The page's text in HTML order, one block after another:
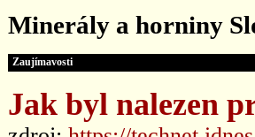
Minerály a horniny
Zaujímavosti
Jak byl nalezen